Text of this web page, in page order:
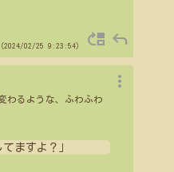
2024/02/25 9:23:54） move_up reply
わるような、ふわふわ
ますよ？」
more_vert